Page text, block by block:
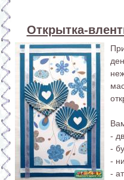
Открытка-
-
-
-
-